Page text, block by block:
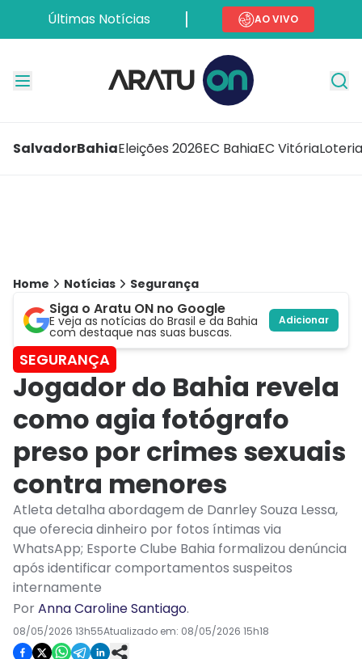
Últimas Notícias AO VIVO
SalvadorBahiaEleições 2026EC BahiaEC Vitória
Home Notícias Segurança
Siga o Aratu ON no Google
E veja as notícias do Brasil e da Bahia
com destaque nas suas buscas.
Adicionar
SEGURANÇA
Jogador do Bahia revela
como agia fotógrafo
preso por crimes sexuais
contra menores
Atleta detalha abordagem de Danrley Souza Lessa,
que oferecia dinheiro por fotos íntimas via
WhatsApp; Esporte Clube Bahia formalizou denúncia
após identificar comportamentos suspeitos
internamente
PorAnna Caroline Santiago.
08/05/2026 13h55Atualizado em: 08/05/2026 15h18